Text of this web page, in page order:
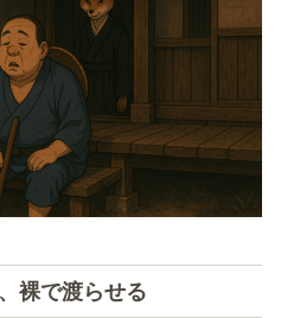
裸で渡らせる